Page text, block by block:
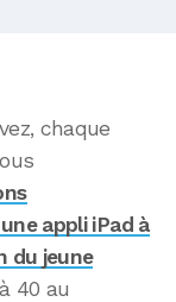
chaque
appli iPad à
du jeune
40 au